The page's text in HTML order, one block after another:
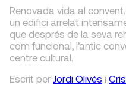
Renovada vida al
un edifici arrelat
que després de la seva
com funcional, l’antic
centre cultural.
Escrit per Jordi Olivés i